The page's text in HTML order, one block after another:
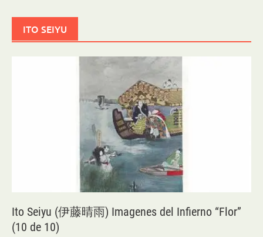
ITO SEIYU
Ito Seiyu (伊藤晴雨) Imagenes del Infierno “Flor”
(10 de 10)